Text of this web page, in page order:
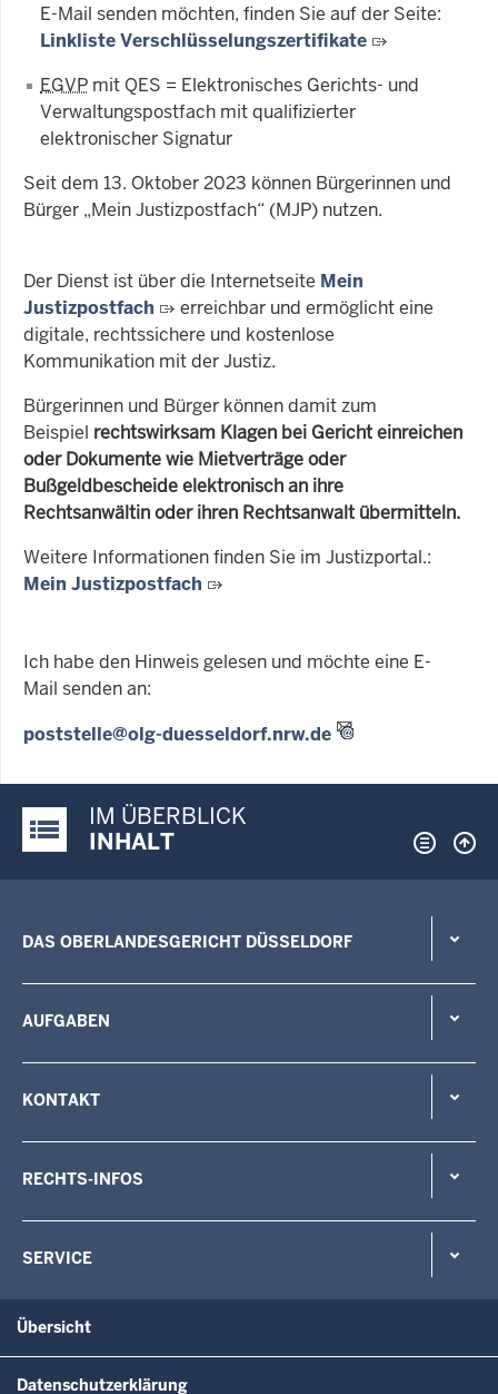
E-Mail senden möchten, finden Sie auf der Seite:
Linkliste Verschlüsselungszertifikate
EGVP mit QES = Elektronisches Gerichts- und
Verwaltungspostfach mit qualifizierter
elektronischer Signatur
Seit dem 13. Oktober 2023 können Bürgerinnen und
Bürger „Mein Justizpostfach“ (MJP) nutzen.
Der Dienst ist über die Internetseite Mein
Justizpostfach
erreichbar und ermöglicht eine
digitale, rechtssichere und kostenlose
Kommunikation mit der Justiz.
Bürgerinnen und Bürger können damit zum
Beispiel rechtswirksam Klagen bei Gericht einreichen
oder Dokumente wie Mietverträge oder
Bußgeldbescheide elektronisch an ihre
Rechtsanwältin oder ihren Rechtsanwalt übermitteln.
Weitere Informationen finden Sie im Justizportal.:
Mein Justizpostfach
Ich habe den Hinweis gelesen und möchte eine E-
Mail senden an:
poststelle@olg-duesseldorf.nrw.de
Justiz-Portal im Überblick:
IM ÜBERBLICK
INHALT
DAS OBERLANDESGERICHT DÜSSELDORF
AUFGABEN
KONTAKT
RECHTS-INFOS
SERVICE
Übersicht
Datenschutzerklärung